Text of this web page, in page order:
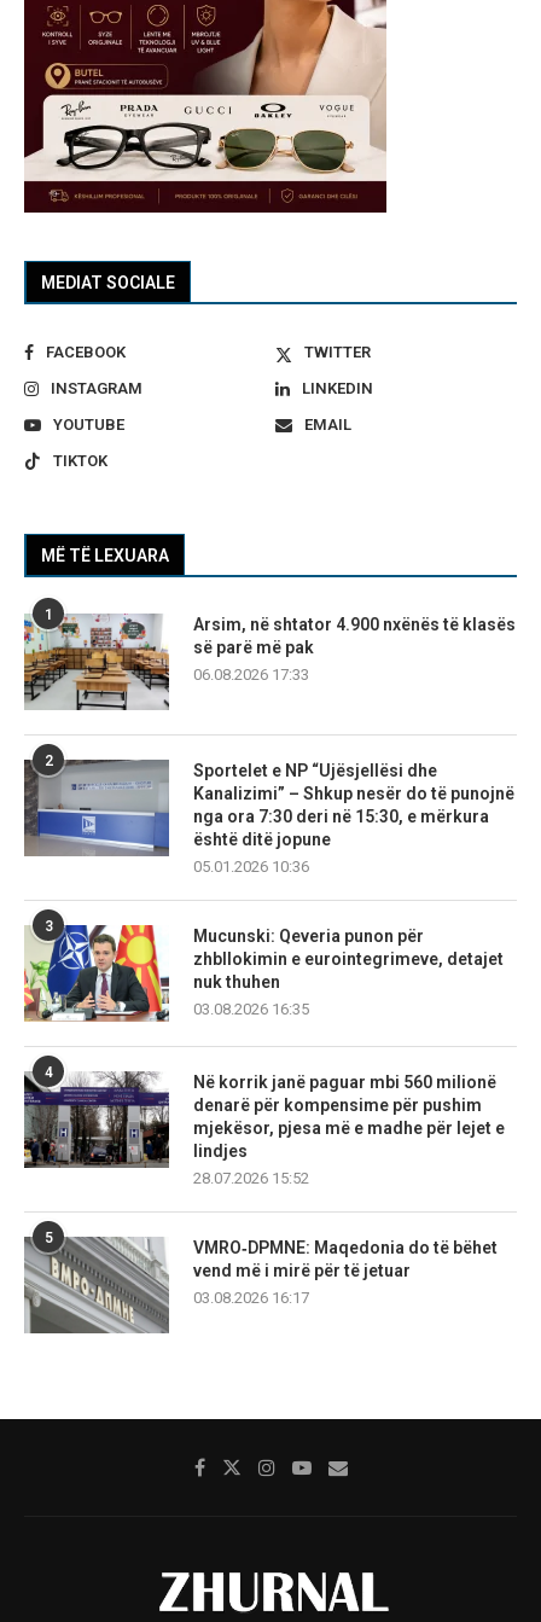
MEDIAT SOCIALE
FACEBOOK
TWITTER
INSTAGRAM
LINKEDIN
YOUTUBE
EMAIL
TIKTOK
MË TË LEXUARA
1
Arsim, në shtator 4.900 nxënës të klasës
së parë më pak
06.08.2026 17:33
2
Sportelet e NP “Ujësjellësi dhe
Kanalizimi” – Shkup nesër do të punojnë
nga ora 7:30 deri në 15:30, e mërkura
është ditë jopune
05.01.2026 10:36
3
Mucunski: Qeveria punon për
zhbllokimin e eurointegrimeve, detajet
nuk thuhen
03.08.2026 16:35
4
Në korrik janë paguar mbi 560 milionë
denarë për kompensime për pushim
mjekësor, pjesa më e madhe për lejet e
lindjes
28.07.2026 15:52
5
VMRO‑DPMNE: Maqedonia do të bëhet
vend më i mirë për të jetuar
03.08.2026 16:17